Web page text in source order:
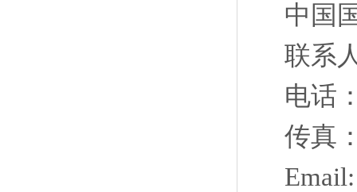
中国
联系
电话
传真